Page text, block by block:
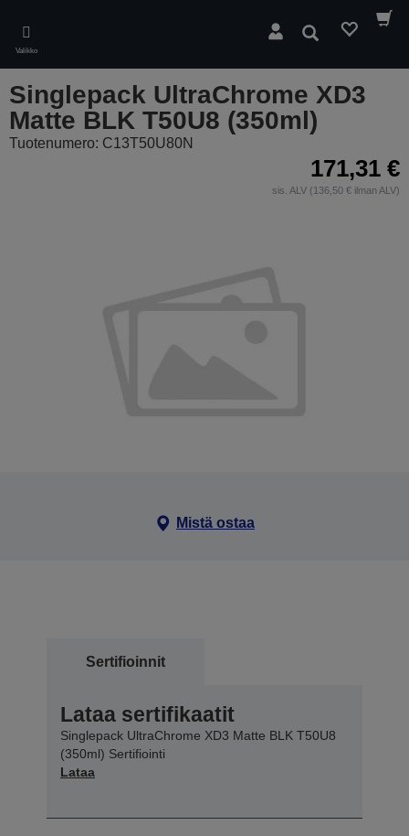
main
content
Valikko
Hae
Singlepack UltraChrome XD3
Matte BLK T50U8 (350ml)
Tuotenumero: C13T50U80N
171,31 €
sis. ALV (136,50 € ilman ALV)
Mistä ostaa
Sertifioinnit
Lataa sertifikaatit
Singlepack UltraChrome XD3 Matte BLK T50U8
(350ml) Sertifiointi
Lataa